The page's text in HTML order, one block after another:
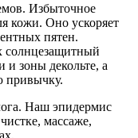
Избыточное
кожи. Оно ускоряет
пятен.
солнцезащитный
и зоны декольте, а
привычку.
Наш эпидермис
массаже,